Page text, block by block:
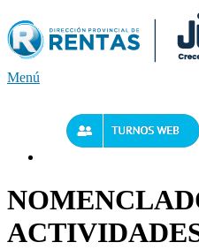
al
contenido
Menú